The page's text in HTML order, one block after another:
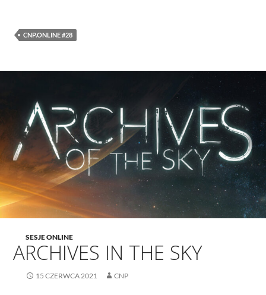
CNP.ONLINE #28
SESJE ONLINE
ARCHIVES IN THE SKY
15 CZERWCA 2021 CNP